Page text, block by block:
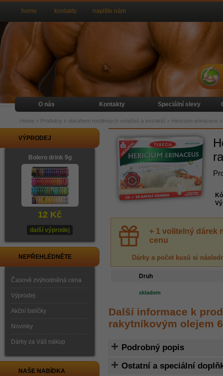
+ 1 volitelný dárek
cenu
Dárky a počet kusů si
Druh
skladem
Další informace k
rakytníkovým olejem
Podrobný popis
Ostatní a speciální
VÝPRODEJ
Bolero drink 9g
12 Kč
další výprodej
NEPŘEHLÉDNĚTE
Časově zvýhodněná cena
Výprodej
Akční balíčky
Novinky
Dárky za Váš nákup
NAŠE NABÍDKA
home kontakty napište nám
O nás Kontakty Speciální slevy
Home > Produkty s obsahem rostlinných výtažků a extraktů > Hericium erinaceus